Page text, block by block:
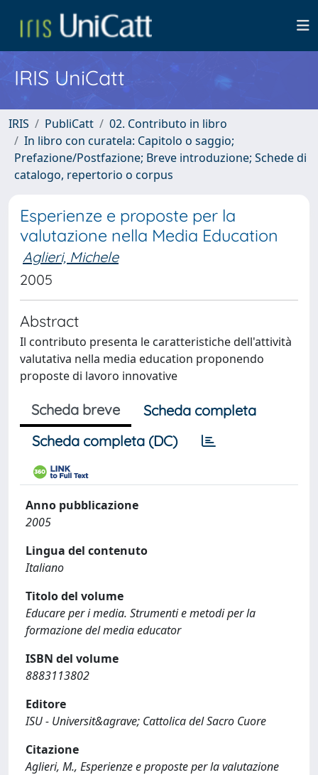
IRIS UniCatt
IRIS PubliCatt
02. Contributo in libro
In libro con curatela: Capitolo o saggio;
Prefazione/Postfazione; Breve introduzione; Schede di
catalogo, repertorio o corpus
Esperienze e proposte per la
valutazione nella Media Education
Aglieri, Michele
2005
Abstract
Il contributo presenta le caratteristiche dell'attività
valutativa nella media education proponendo
proposte di lavoro innovative
Scheda breve
Scheda completa
Scheda completa (DC)
Anno pubblicazione
2005
Lingua del contenuto
Italiano
Titolo del volume
Educare per i media. Strumenti e metodi per la
formazione del media educator
ISBN del volume
8883113802
Editore
ISU - Universit&agrave; Cattolica del Sacro Cuore
Citazione
Aglieri, M., Esperienze e proposte per la valutazione